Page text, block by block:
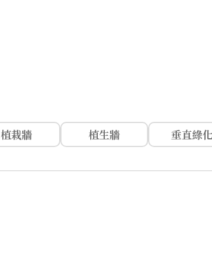
植栽牆 植生牆 垂直綠